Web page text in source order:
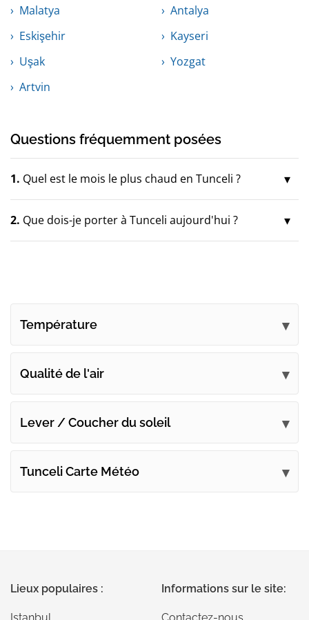
Malatya
Antalya
Eskişehir
Kayseri
Uşak
Yozgat
Artvin
Questions fréquemment posées
1. Quel est le mois le plus chaud en Tunceli ?
2. Que dois-je porter à Tunceli aujourd'hui ?
Température
Qualité de l'air
Lever / Coucher du soleil
Tunceli Carte Météo
Lieux populaires : Informations sur le site: